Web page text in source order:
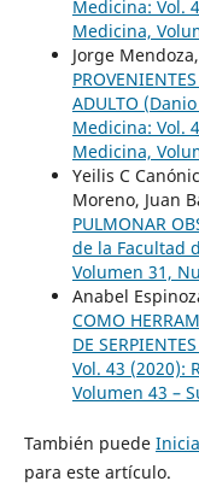
Medicina: Vol.
Medicina,
Jorge Mendoza,
ADULTO
Medicina: Vol.
Medicina,
Yeilis C
Moreno, Juan
PULMONAR
de la Facultad
Volumen 31,
Anabel
COMO
DE SERPIENTES
Vol. 43 (2020):
Volumen 43 –
También puede
para este artículo.